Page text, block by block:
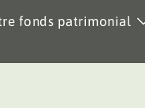
fonds patrimonial